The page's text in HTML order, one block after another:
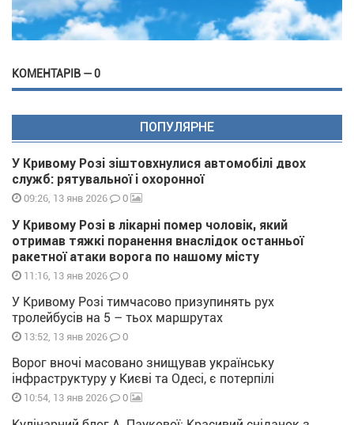
КОМЕНТАРІВ — 0
ПОПУЛЯРНЕ
У Кривому Розі зіштовхнулися автомобілі двох
служб: рятувальної і охоронної
09:26, 13 янв 2026 0
У Кривому Розі в лікарні помер чоловік, який
отримав тяжкі поранення внаслідок останньої
ракетної атаки ворога по нашому місту
11:16, 13 янв 2026 0
У Кривому Розі тимчасово призупинять рух
тролейбусів на 5 – тьох маршрутах
13:52, 13 янв 2026 0
Ворог вночі масовано знищував українську
інфраструктуру у Києві та Одесі, є потерпілі
10:54, 13 янв 2026 0